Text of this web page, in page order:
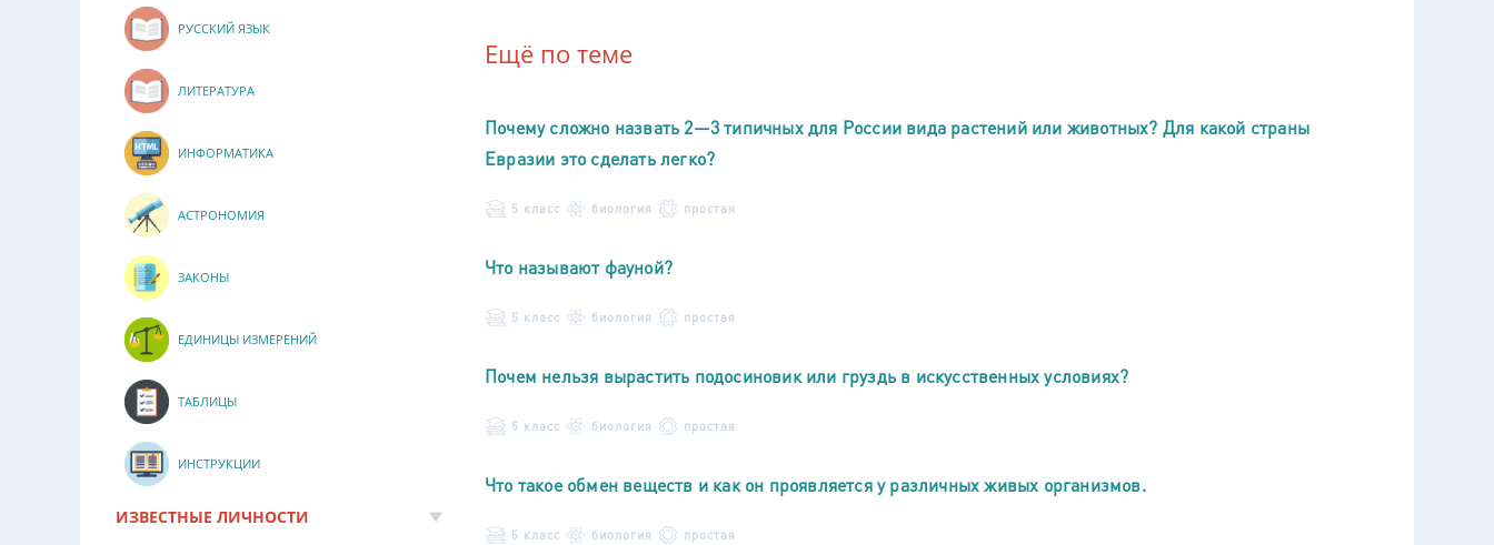
Ещё по теме
Почему сложно назвать 2—3 типичных для России вида растений или животных? Для какой страны
Евразии это сделать легко?
5 класс биология простая
Что называют фауной?
5 класс биология простая
Почем нельзя вырастить подосиновик или груздь в искусственных условиях?
5 класс биология простая
Что такое обмен веществ и как он проявляется у различных живых организмов.
5 класс биология простая
РУССКИЙ ЯЗЫК
ЛИТЕРАТУРА
ИНФОРМАТИКА
АСТРОНОМИЯ
ЗАКОНЫ
ЕДИНИЦЫ ИЗМЕРЕНИЙ
ТАБЛИЦЫ
ИНСТРУКЦИИ
ИЗВЕСТНЫЕ ЛИЧНОСТИ